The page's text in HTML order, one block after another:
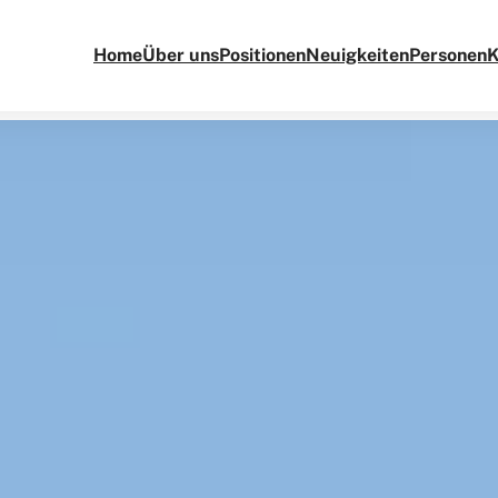
HomeÜber unsPositionenNeuigkeitenPersonen